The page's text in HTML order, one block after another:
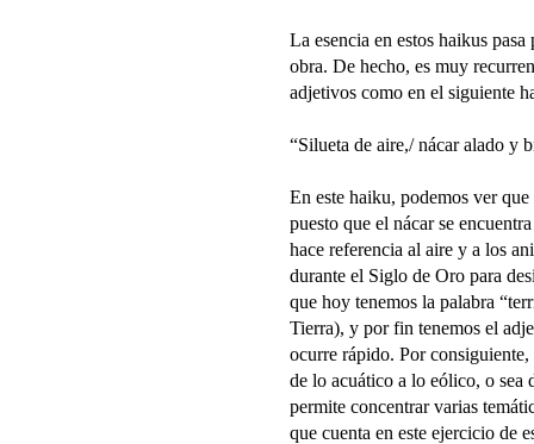
La esencia en estos haikus
obra. De hecho, es muy
adjetivos como en el siguiente
“Silueta de aire,/ nácar alado y
En este haiku, podemos ver
puesto que el nácar se
hace referencia al aire y a los
durante el Siglo de Oro para
que hoy tenemos la palabra
Tierra), y por fin tenemos el
ocurre rápido. Por consiguiente,
de lo acuático a lo eólico, o sea
permite concentrar varias
que cuenta en este ejercicio de